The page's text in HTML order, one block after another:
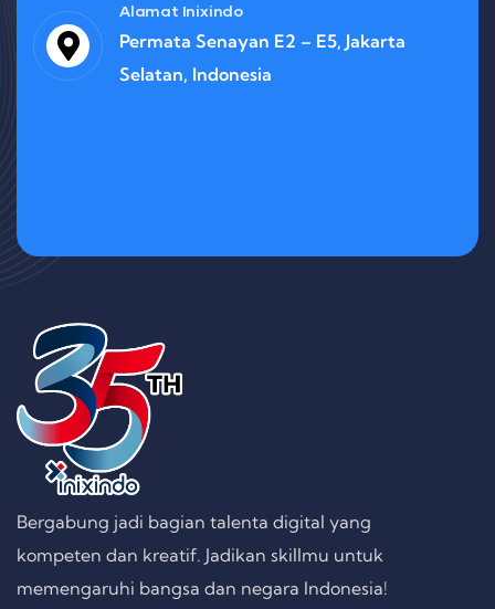
Alamat Inixindo
Permata Senayan E2 – E5, Jakarta
Selatan, Indonesia
Bergabung jadi bagian talenta digital yang
kompeten dan kreatif. Jadikan skillmu untuk
memengaruhi bangsa dan negara Indonesia!